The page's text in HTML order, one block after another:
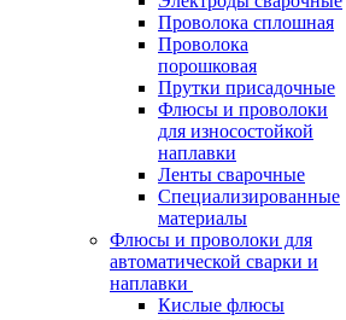
Проволока сплошная
Проволока
порошковая
Прутки присадочные
Флюсы и проволоки
для износостойкой
наплавки
Ленты сварочные
Специализированные
материалы
Флюсы и проволоки для
автоматической сварки и
наплавки
Кислые флюсы